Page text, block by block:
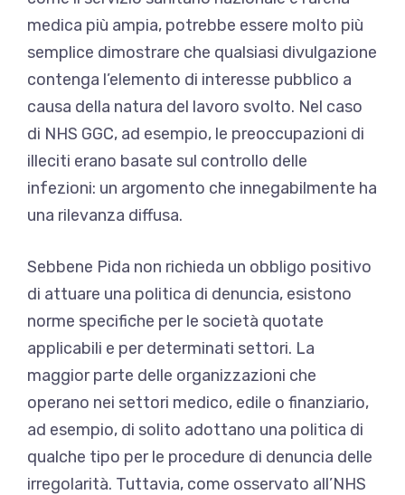
medica più ampia, potrebbe essere molto più
semplice dimostrare che qualsiasi divulgazione
contenga l’elemento di interesse pubblico a
causa della natura del lavoro svolto. Nel caso
di NHS GGC, ad esempio, le preoccupazioni di
illeciti erano basate sul controllo delle
infezioni: un argomento che innegabilmente ha
una rilevanza diffusa.
Sebbene Pida non richieda un obbligo positivo
di attuare una politica di denuncia, esistono
norme specifiche per le società quotate
applicabili e per determinati settori. La
maggior parte delle organizzazioni che
operano nei settori medico, edile o finanziario,
ad esempio, di solito adottano una politica di
qualche tipo per le procedure di denuncia delle
irregolarità. Tuttavia, come osservato all’NHS